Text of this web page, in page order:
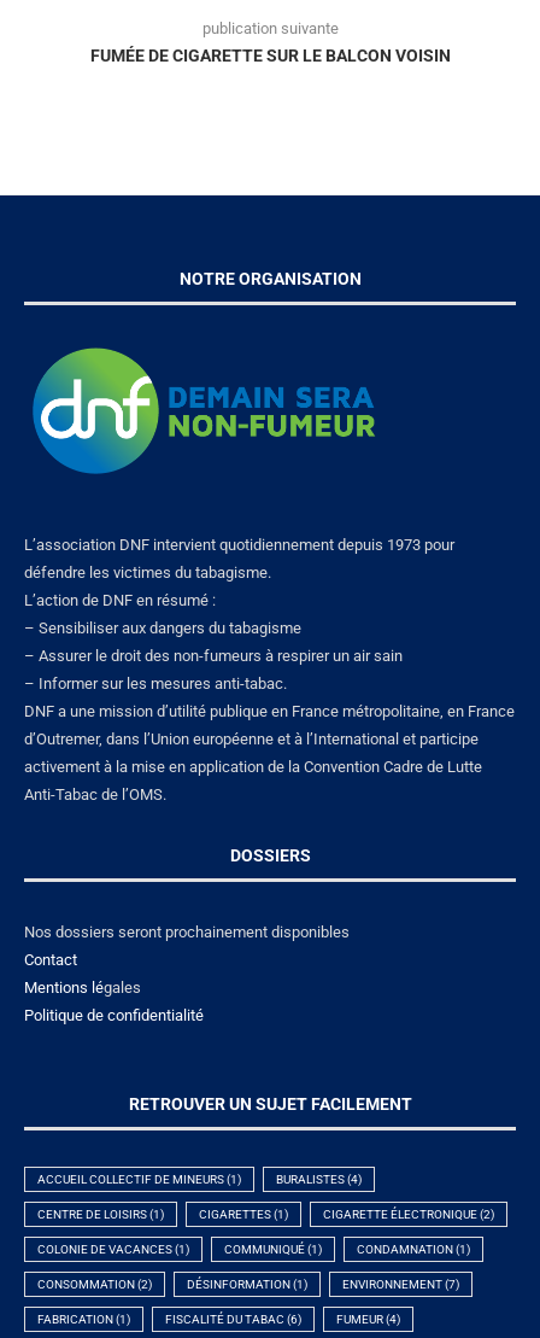
publication suivante
FUMÉE DE CIGARETTE SUR LE BALCON VOISIN
NOTRE ORGANISATION
L’association DNF intervient quotidiennement depuis 1973 pour
défendre les victimes du tabagisme.
L’action de DNF en résumé :
– Sensibiliser aux dangers du tabagisme
– Assurer le droit des non-fumeurs à respirer un air sain
– Informer sur les mesures anti-tabac.
DNF a une mission d’utilité publique en France métropolitaine, en France
d’Outremer, dans l’Union européenne et à l’International et participe
activement à la mise en application de la Convention Cadre de Lutte
Anti-Tabac de l’OMS.
DOSSIERS
Nos dossiers seront prochainement disponibles
Contact
Mentions légales
Politique de confidentialité
RETROUVER UN SUJET FACILEMENT
ACCUEIL COLLECTIF DE MINEURS(1) BURALISTES(4)
CENTRE DE LOISIRS(1) CIGARETTES(1) CIGARETTE ÉLECTRONIQUE(2)
COLONIE DE VACANCES(1) COMMUNIQUÉ(1) CONDAMNATION (1)
CONSOMMATION (2) DÉSINFORMATION (1) ENVIRONNEMENT(7)
FABRICATION (1) FISCALITÉ DU TABAC (6) FUMEUR(4)